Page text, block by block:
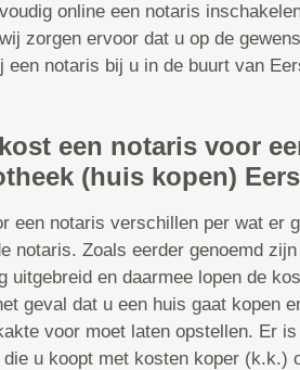
online een notaris
zorgen ervoor dat u op de
een notaris bij u in de buurt van
een notaris voor
(huis kopen)
een notaris verschillen per wat er
notaris. Zoals eerder genoemd
uitgebreid en daarmee lopen de
geval dat u een huis gaat kopen
voor moet laten opstellen. Er
u koopt met kosten koper (k.k.)